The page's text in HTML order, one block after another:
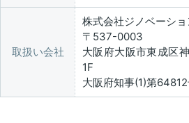
取扱い会社
株式会社ジノベーショ
〒537-0003
大阪府大阪市東成区
1F
大阪府知事(1)第